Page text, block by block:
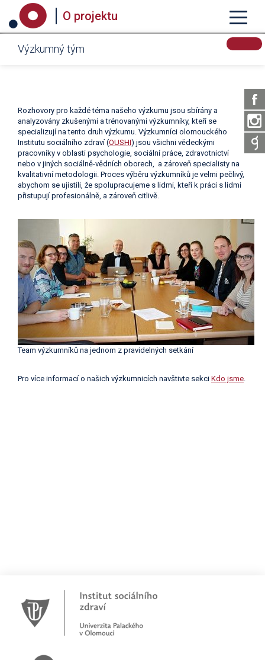
O projektu
Výzkumný tým
Rozhovory pro každé téma našeho výzkumu jsou sbírány a
analyzovány zkušenými a trénovanými výzkumníky, kteří se
specializují na tento druh výzkumu. Výzkumníci olomouckého
Institutu sociálního zdraví (OUSHI) jsou všichni vědeckými
pracovníky v oblasti psychologie, sociální práce, zdravotnictví
nebo v jiných sociálně-vědních oborech, a zároveň specialisty na
kvalitativní metodologii. Proces výběru výzkumníků je velmi pečlivý,
abychom se ujistili, že spolupracujeme s lidmi, kteří k práci s lidmi
přistupují profesionálně, a zároveň citlivě.
Team výzkumníků na jednom z pravidelných setkání
Pro více informací o našich výzkumnicích navštivte sekci Kdo jsme.